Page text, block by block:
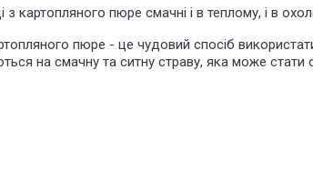
з картопляного пюре смачні і в теплому, і в
пюре - це чудовий спосіб
на смачну та ситну страву, яка може стати